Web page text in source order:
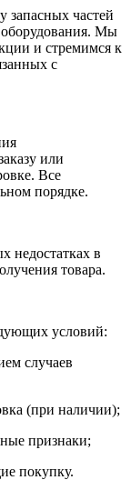
запасных частей
Мы
и стремимся к
с
или
Все
порядке.
недостатках в
товара.
условий:
случаев
(при наличии);
признаки;
покупку.